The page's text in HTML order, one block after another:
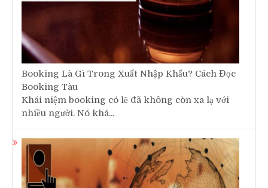
Booking Là Gì Trong Xuất Nhập Khẩu? Cách Đọc
Booking Tàu
Khái niệm booking có lẽ đã không còn xa lạ với
nhiều người. Nó khá...